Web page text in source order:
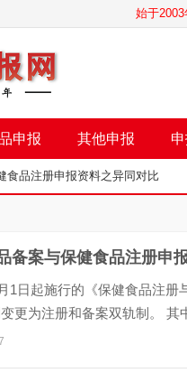
始于
申报 其他申报
食品注册申报资料之异同对比
备案与保健食品注册申
1日起施行的《保健食品注
更为注册和备案双轨制。
注册申请人申请，依照法定